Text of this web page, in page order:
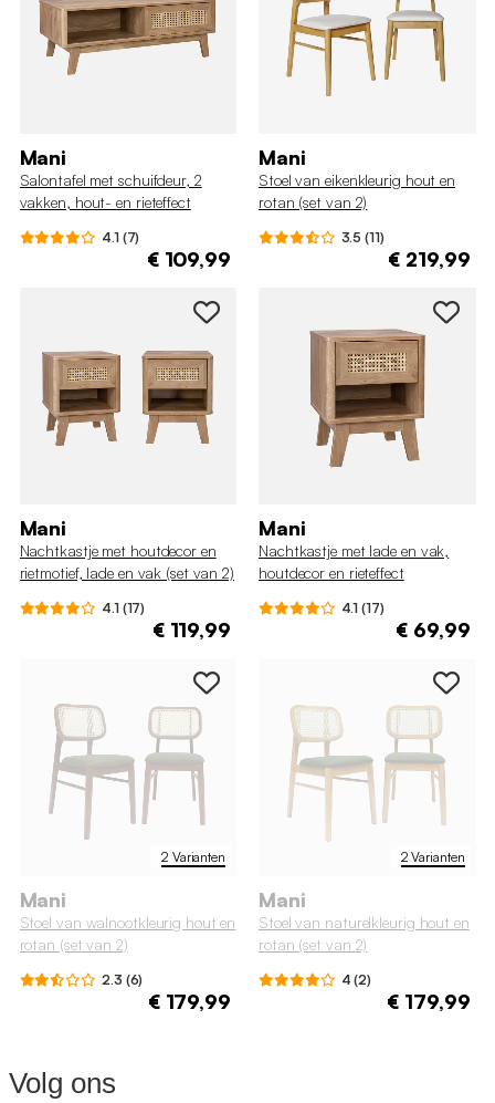
Mani
Salontafel met schuifdeur, 2
vakken, hout- en rieteffect
4.1 (7)
€ 109,99
Mani
Stoel van eikenkleurig hout en
rotan (set van 2)
3.5 (11)
€ 219,99
Mani
Nachtkastje met houtdecor en
rietmotief, lade en vak (set van 2)
4.1 (17)
€ 119,99
Mani
Nachtkastje met lade en vak,
houtdecor en rieteffect
4.1 (17)
€ 69,99
2 Varianten
Mani
Stoel van walnootkleurig hout en
rotan (set van 2)
2.3 (6)
€ 179,99
2 Varianten
Mani
Stoel van naturelkleurig hout en
rotan (set van 2)
4 (2)
€ 179,99
Volg ons